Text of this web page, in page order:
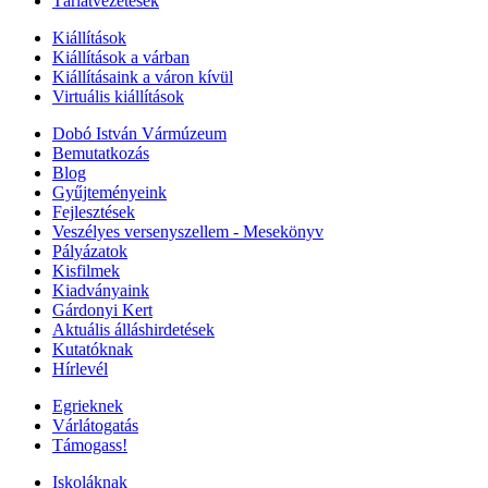
Kiállítások
Kiállítások a várban
Kiállításaink a váron kívül
Virtuális kiállítások
Dobó István Vármúzeum
Bemutatkozás
Blog
Gyűjteményeink
Fejlesztések
Veszélyes versenyszellem - Mesekönyv
Pályázatok
Kisfilmek
Kiadványaink
Gárdonyi Kert
Aktuális álláshirdetések
Kutatóknak
Hírlevél
Egrieknek
Várlátogatás
Támogass!
Iskoláknak